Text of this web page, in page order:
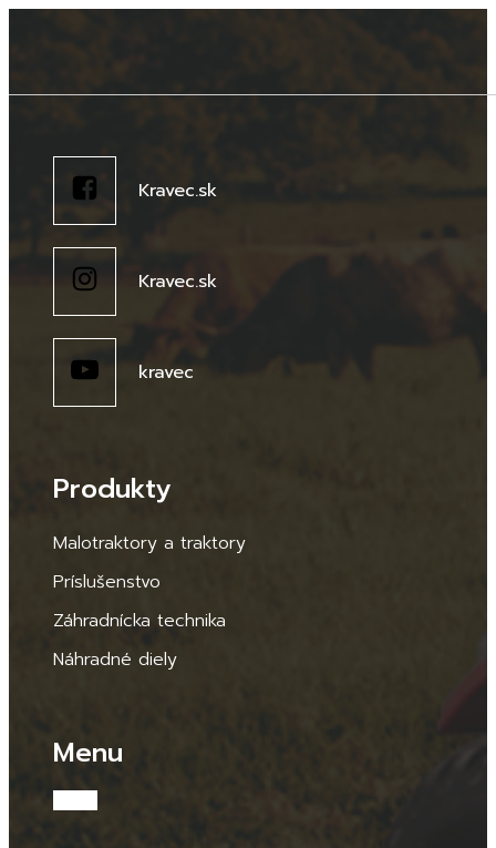
Kravec.sk
Kravec.sk
kravec
Produkty
Malotraktory a traktory
Príslušenstvo
Záhradnícka technika
Náhradné diely
Menu